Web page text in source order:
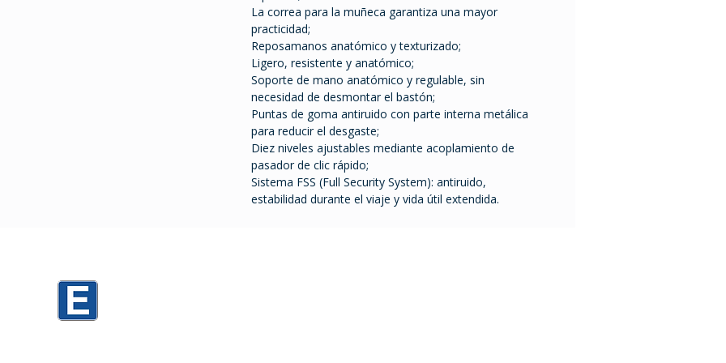
La correa para la muñeca garantiza una mayor
practicidad;
Reposamanos anatómico y texturizado;
Ligero, resistente y anatómico;
Soporte de mano anatómico y regulable, sin
necesidad de desmontar el bastón;
Puntas de goma antiruido con parte interna metálica
para reducir el desgaste;
Diez niveles ajustables mediante acoplamiento de
pasador de clic rápido;
Sistema FSS (Full Security System): antiruido,
estabilidad durante el viaje y vida útil extendida.